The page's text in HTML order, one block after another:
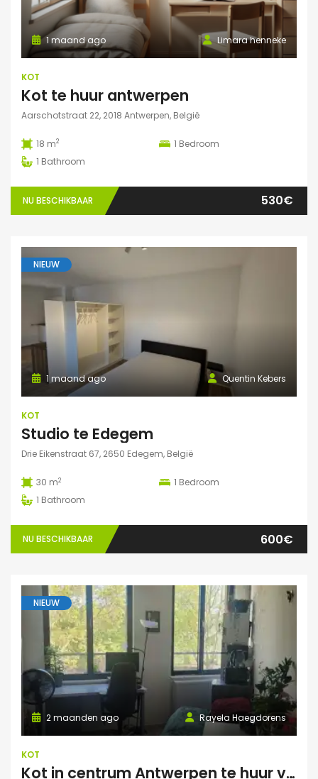
Limara henneke
1 maand ago
KOT
Kot te huur antwerpen
Aarschotstraat 22, 2018 Antwerpen, België
18 m2 1 Bedroom
1 Bathroom
NU BESCHIKBAAR 530€
NIEUW
Quentin Kebers
1 maand ago
KOT
Studio te Edegem
Drie Eikenstraat 67, 2650 Edegem, België
30 m2 1 Bedroom
1 Bathroom
NU BESCHIKBAAR 600€
NIEUW
Rayela Haegdorens
2 maanden ago
KOT
Kot in centrum Antwerpen te huur voor zomermaanden: JUNI/JULI/AUGUSTUS